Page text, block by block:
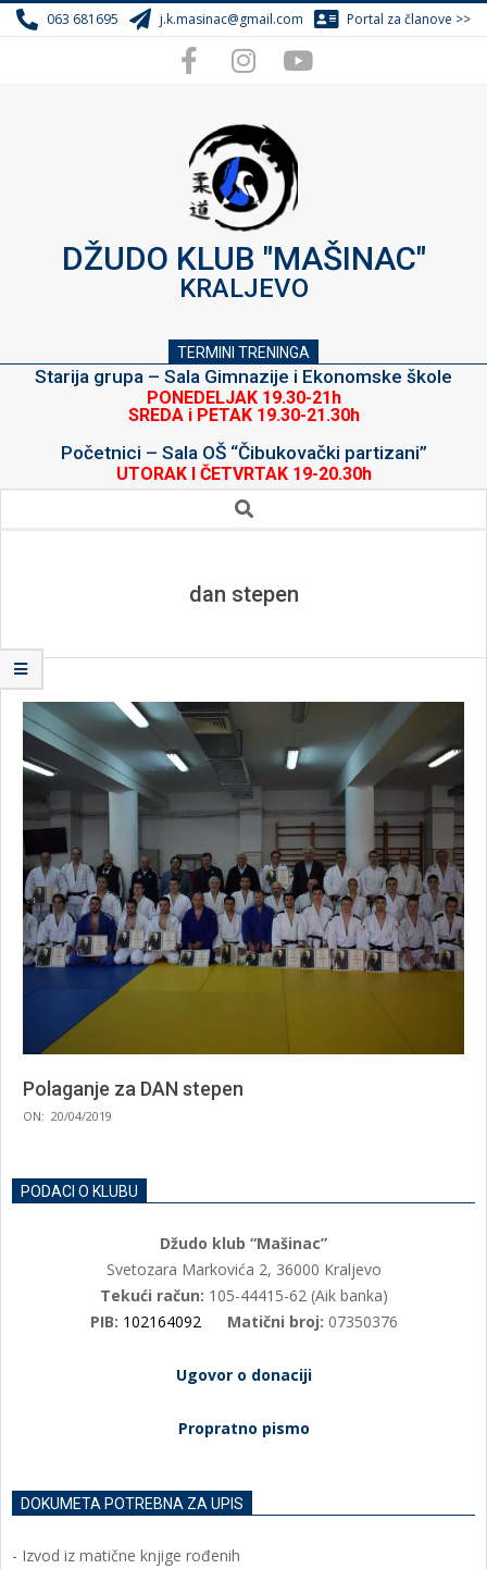
Skip
to
063 681695 j.k.masinac@gmail.com Portal za članove >>
DŽUDO KLUB "MAŠINAC"
KRALJEVO
TERMINI TRENINGA
Starija grupa – Sala Gimnazije i Ekonomske škole
PONEDELJAK 19.30-21h
SREDA i PETAK 19.30-21.30h
Početnici – Sala OŠ “Čibukovački partizani”
UTORAK I ČETVRTAK 19-20.30h
Search
dan stepen
Polaganje za DAN stepen
2019-
ON: 20/04/2019
PODACI O KLUBU
Džudo klub “Mašinac”
Svetozara Markovića 2, 36000 Kraljevo
Tekući račun: 105-44415-62 (Aik banka)
PIB: 102164092 Matični broj: 07350376
Ugovor o donaciji
Propratno pismo
DOKUMETA POTREBNA ZA UPIS
- Izvod iz matične knjige rođenih